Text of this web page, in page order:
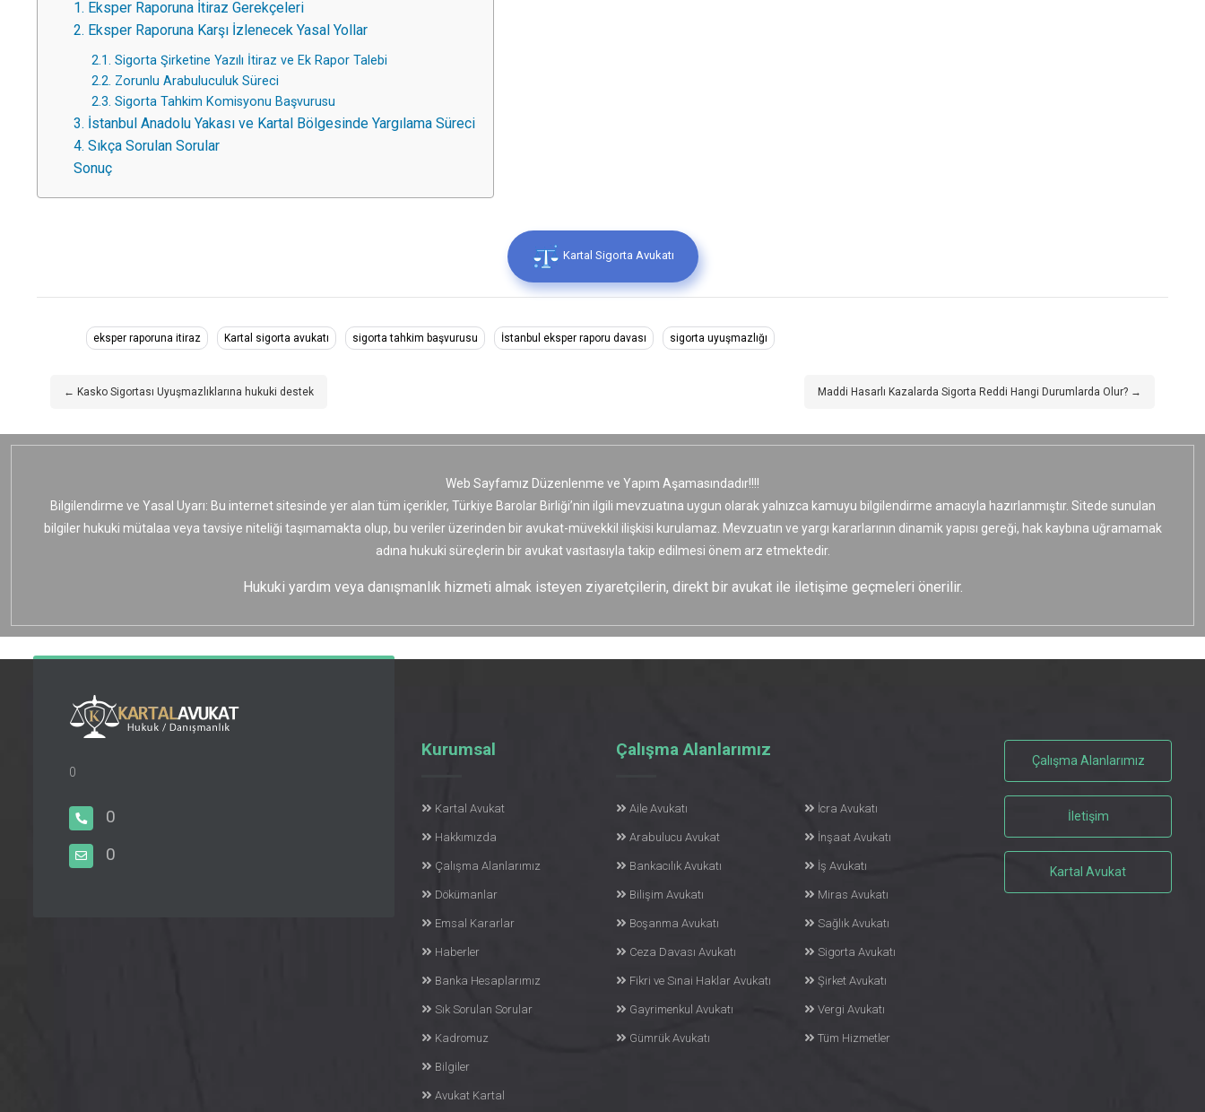
1. Eksper Raporuna İtiraz Gerekçeleri
2. Eksper Raporuna Karşı İzlenecek Yasal Yollar
2.1. Sigorta Şirketine Yazılı İtiraz ve Ek Rapor Talebi
2.2. Zorunlu Arabuluculuk Süreci
2.3. Sigorta Tahkim Komisyonu Başvurusu
3. İstanbul Anadolu Yakası ve Kartal Bölgesinde Yargılama Süreci
4. Sıkça Sorulan Sorular
Sonuç
Kartal Sigorta Avukatı
eksper raporuna itiraz Kartal sigorta avukatı sigorta tahkim başvurusu İstanbul eksper raporu davası sigorta uyuşmazlığı
← Kasko Sigortası Uyuşmazlıklarına hukuki destek Maddi Hasarlı Kazalarda Sigorta Reddi Hangi Durumlarda Olur? →
Web Sayfamız Düzenlenme ve Yapım Aşamasındadır!!!!
Bilgilendirme ve Yasal Uyarı: Bu internet sitesinde yer alan tüm içerikler, Türkiye Barolar Birliği’nin ilgili mevzuatına uygun olarak yalnızca kamuyu bilgilendirme amacıyla hazırlanmıştır. Sitede sunulan
bilgiler hukuki mütalaa veya tavsiye niteliği taşımamakta olup, bu veriler üzerinden bir avukat-müvekkil ilişkisi kurulamaz. Mevzuatın ve yargı kararlarının dinamik yapısı gereği, hak kaybına uğramamak
adına hukuki süreçlerin bir avukat vasıtasıyla takip edilmesi önem arz etmektedir.
Hukuki yardım veya danışmanlık hizmeti almak isteyen ziyaretçilerin, direkt bir avukat ile iletişime geçmeleri önerilir.
0
0
0
Kurumsal
Kartal Avukat
Hakkımızda
Çalışma Alanlarımız
Dökümanlar
Emsal Kararlar
Haberler
Banka Hesaplarımız
Sık Sorulan Sorular
Kadromuz
Bilgiler
Avukat Kartal
Çalışma Alanlarımız
Aile Avukatı
Arabulucu Avukat
Bankacılık Avukatı
Bilişim Avukatı
Boşanma Avukatı
Ceza Davası Avukatı
Fikri ve Sınai Haklar Avukatı
Gayrimenkul Avukatı
Gümrük Avukatı
İcra Avukatı
İnşaat Avukatı
İş Avukatı
Miras Avukatı
Sağlık Avukatı
Sigorta Avukatı
Şirket Avukatı
Vergi Avukatı
Tüm Hizmetler
Çalışma Alanlarımız
İletişim
Kartal Avukat